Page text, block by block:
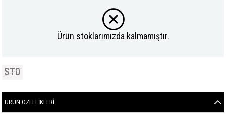
Ürün stoklarımızda kalmamıştır.
STD
ÜRÜN ÖZELLIKLERI